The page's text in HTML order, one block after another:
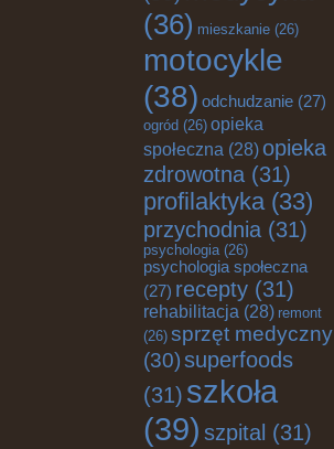
(36) mieszkanie (26)
motocykle
(38) odchudzanie (27)
ogród (26) opieka
społeczna (28) opieka
zdrowotna (31)
profilaktyka(33)
przychodnia (31)
psychologia(26)
psychologia społeczna
(27) recepty (31)
rehabilitacja (28) remont
(26) sprzęt medyczny
(30)superfoods
(31) szkoła
(39) szpital (31)